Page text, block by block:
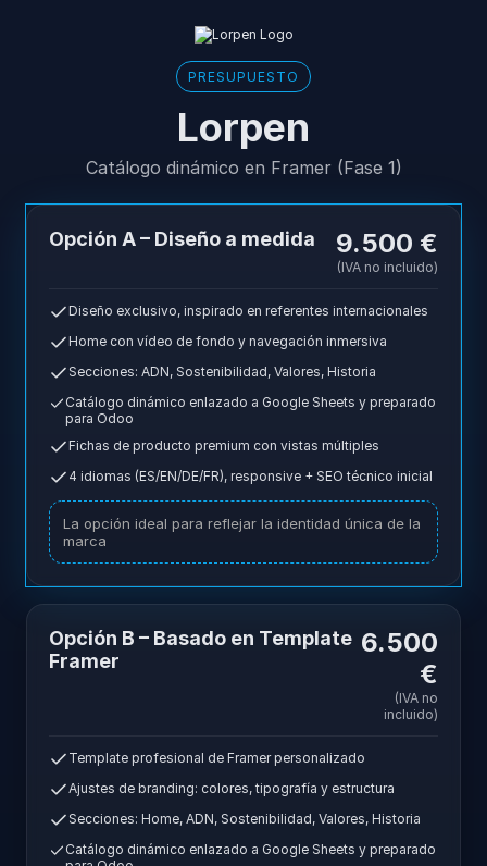
PRESUPUESTO
Lorpen
Catálogo dinámico en Framer (Fase 1)
Opción A – Diseño a medida 9.500 €
(IVA no incluido)
Diseño exclusivo, inspirado en referentes internacionales
Home con vídeo de fondo y navegación inmersiva
Secciones: ADN, Sostenibilidad, Valores, Historia
Catálogo dinámico enlazado a Google Sheets y preparado
para Odoo
Fichas de producto premium con vistas múltiples
4 idiomas (ES/EN/DE/FR), responsive + SEO técnico inicial
La opción ideal para reflejar la identidad única de la
marca
Opción B – Basado en Template
Framer
6.500
€
(IVA no
incluido)
Template profesional de Framer personalizado
Ajustes de branding: colores, tipografía y estructura
Secciones: Home, ADN, Sostenibilidad, Valores, Historia
Catálogo dinámico enlazado a Google Sheets y preparado